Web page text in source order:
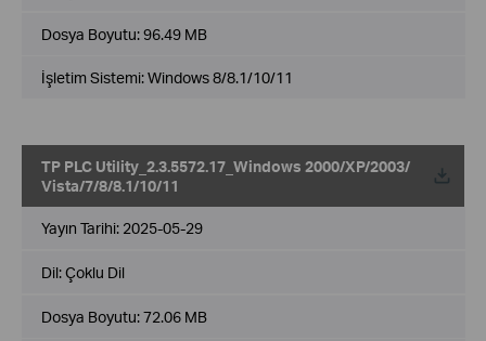
Dosya Boyutu:96.49 MB
İşletim Sistemi: Windows 8/8.1/10/11
TP PLC Utility_2.3.5572.17_Windows 2000/XP/2003/
Vista/7/8/8.1/10/11
Yayın Tarihi: 2025-05-29
Dil:Çoklu Dil
Dosya Boyutu:72.06 MB